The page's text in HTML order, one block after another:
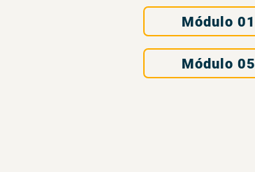
Módulo 01
Módulo 05